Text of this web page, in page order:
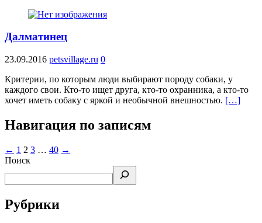
Далматинец
23.09.2016 petsvillage.ru 0
Критерии, по которым люди выбирают породу собаки, у
каждого свои. Кто-то ищет друга, кто-то охранника, а кто-то
хочет иметь собаку с яркой и необычной внешностью. […]
Навигация по записям
← 1 2 3 … 40 →
Поиск
Рубрики